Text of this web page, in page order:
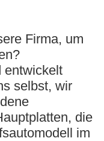
Firma, um
entwickelt
selbst, wir
die
im